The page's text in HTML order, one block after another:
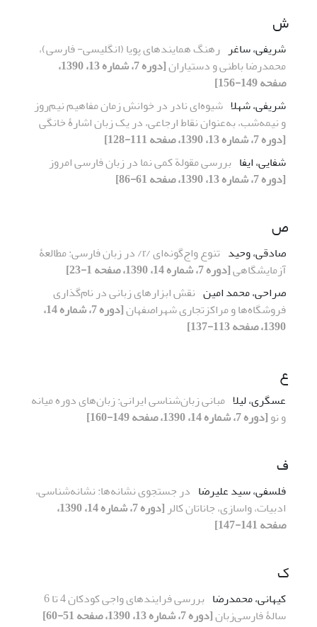
ش
شریفی، ساغر رهنگ همایندهای پویا (انگلیسی- فارسی)،
محمدرضا باطنی و دستیاران
[دوره 7، شماره 13، 1390،
صفحه 149-156]
شریفی، شهلا شیوه‌ای نادر در خوانش زمان مفاهیم نیم‌روز
و نیمه‌شب، به‌عنوان نقاط ارجاعی، در یک زبان اشارۀ خانگی
[دوره 7، شماره 13، 1390، صفحه 111-128]
شفایی، ایفا بررسی مقولة کمی نما در زبان فارسی امروز
[دوره 7، شماره 13، 1390، صفحه 61-86]
ص
صادقی، وحید
تنوع واج‌گونه‌ای /r/ در زبان فارسی: مطالعۀ
آزمایشگاهی[دوره 7، شماره 14، 1390، صفحه 1-23]
صراحی، محمد امین نقش ابزارهای زبانی در نام‌گذاری
فروشگاه‌ها و مراکزتجاری شهراصفهان
[دوره 7، شماره 14،
1390، صفحه 113-137]
ع
عسگری، لیلا مبانی زبان‌شناسی ایرانی: زبان‌های دوره میانه
و نو[دوره 7، شماره 14، 1390، صفحه 149-160]
ف
فلسفی، سید علیرضا در جستجوی نشانه‌ها: نشانه‌شناسی‌،
ادبیات، واسازی، جاناتان کالر
[دوره 7، شماره 14، 1390،
صفحه 141-147]
ک
کیهانی، محمدرضا
بررسی فرایندهای واجی کودکان 4 تا 6
سالۀ فارسی‌زبان[دوره 7، شماره 13، 1390، صفحه 51-60]